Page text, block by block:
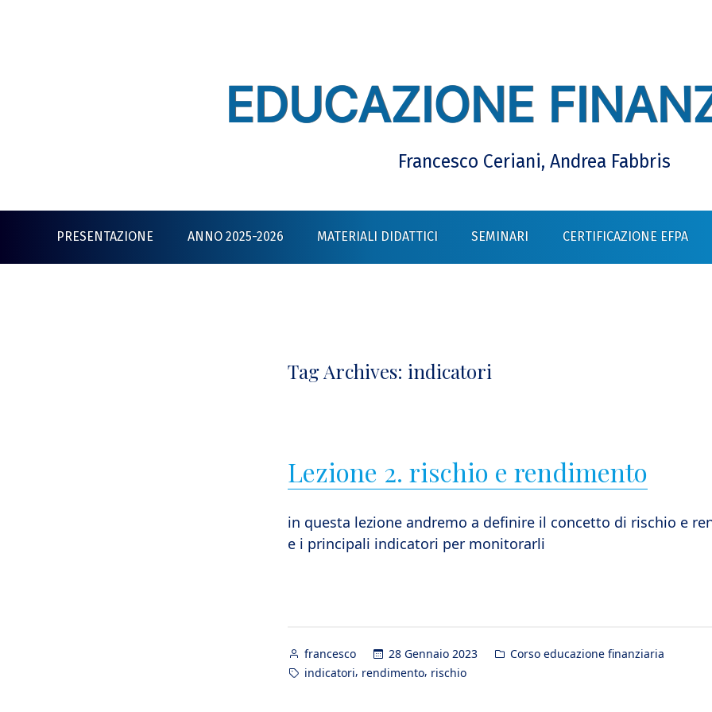
EDUCAZIONE
Francesco Ceriani, Andrea Fabbris
PRESENTAZIONE ANNO 2025-2026 MATERIALI DIDATTICI SEMINARI CERTIFICAZIONE EFPA
Tag Archives: indicatori
Lezione 2. rischio e rendimento
in questa lezione andremo a definire il concetto di rischio e
e i principali indicatori per monitorarli
Posted
by
francesco 28 Gennaio 2023
Posted
Corso educazione finanziaria
Tags:
indicatori, rendimento, rischio